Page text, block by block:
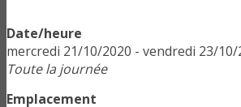
Date/heure
mercredi 21/10/2020 - vendredi 23/10/
Toute la journée
Emplacement